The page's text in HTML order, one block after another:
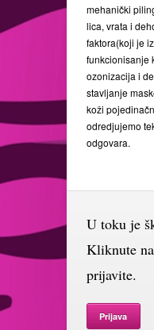
mehanički
lica, vrata i
faktora(koji je
funkcionisanje
ozonizacija i
stavljanje
koži
odredjujemo
odgovara.
U toku je
Kliknute
prijavite.
Prijava